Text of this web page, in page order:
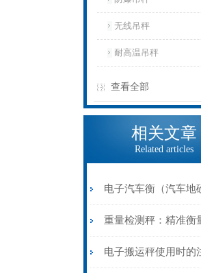
无线吊秤
耐高温吊秤
查看全部
相关文章
Related articles